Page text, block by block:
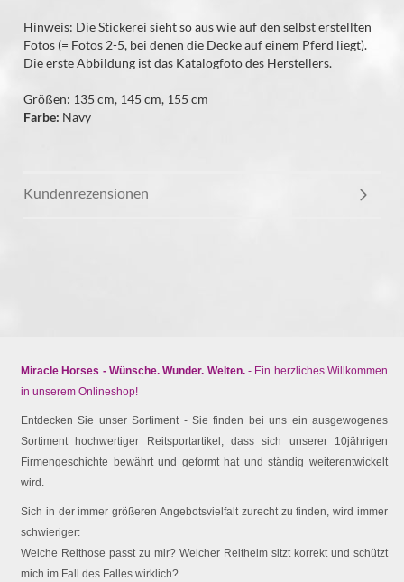
Hinweis: Die Stickerei sieht so aus wie auf den selbst erstellten
Fotos (= Fotos 2-5, bei denen die Decke auf einem Pferd liegt).
Die erste Abbildung ist das Katalogfoto des Herstellers.
Größen: 135 cm, 145 cm, 155 cm
Farbe: Navy
Kundenrezensionen
Miracle Horses - Wünsche. Wunder. Welten.- Ein herzliches Willkommen
in unserem Onlineshop!
Entdecken Sie unser Sortiment - Sie finden bei uns ein ausgewogenes
Sortiment hochwertiger Reitsportartikel, dass sich unserer 10jährigen
Firmengeschichte bewährt und geformt hat und ständig weiterentwickelt
wird.
Sich in der immer größeren Angebotsvielfalt zurecht zu finden, wird immer
schwieriger:
Welche Reithose passt zu mir? Welcher Reithelm sitzt korrekt und schützt
mich im Fall des Falles wirklich?